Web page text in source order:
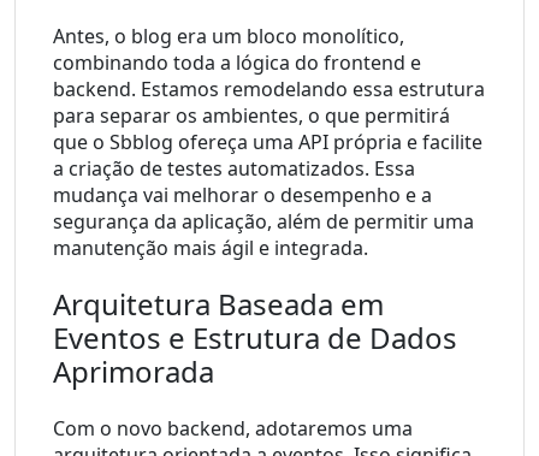
Antes, o blog era um bloco monolítico,
combinando toda a lógica do frontend e
backend. Estamos remodelando essa estrutura
para separar os ambientes, o que permitirá
que o Sbblog ofereça uma API própria e facilite
a criação de testes automatizados. Essa
mudança vai melhorar o desempenho e a
segurança da aplicação, além de permitir uma
manutenção mais ágil e integrada.
Arquitetura Baseada em
Eventos e Estrutura de Dados
Aprimorada
Com o novo backend, adotaremos uma